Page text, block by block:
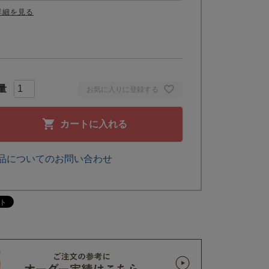
お気に入りに登録する
カートに入れる
を見る
についてのお問い合わせ